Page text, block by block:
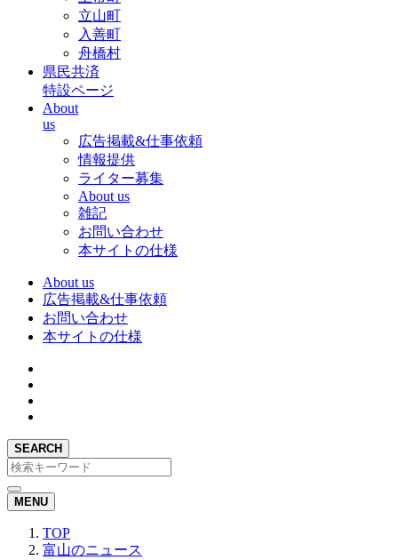
立山町
入善町
舟橋村
県民共済
特設ページ
About
us
広告掲載&仕事依頼
情報提供
ライター募集
About us
雑記
お問い合わせ
本サイトの仕様
About us
広告掲載&仕事依頼
お問い合わせ
本サイトの仕様
SEARCH
MENU
TOP
富山のニュース